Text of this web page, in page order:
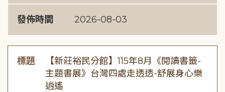
發佈時間 2026-08-03
標題
【新莊裕民分館】115年8月《閱讀書籤-
主題書展》台灣四處走透透-舒展身心樂
逍遙